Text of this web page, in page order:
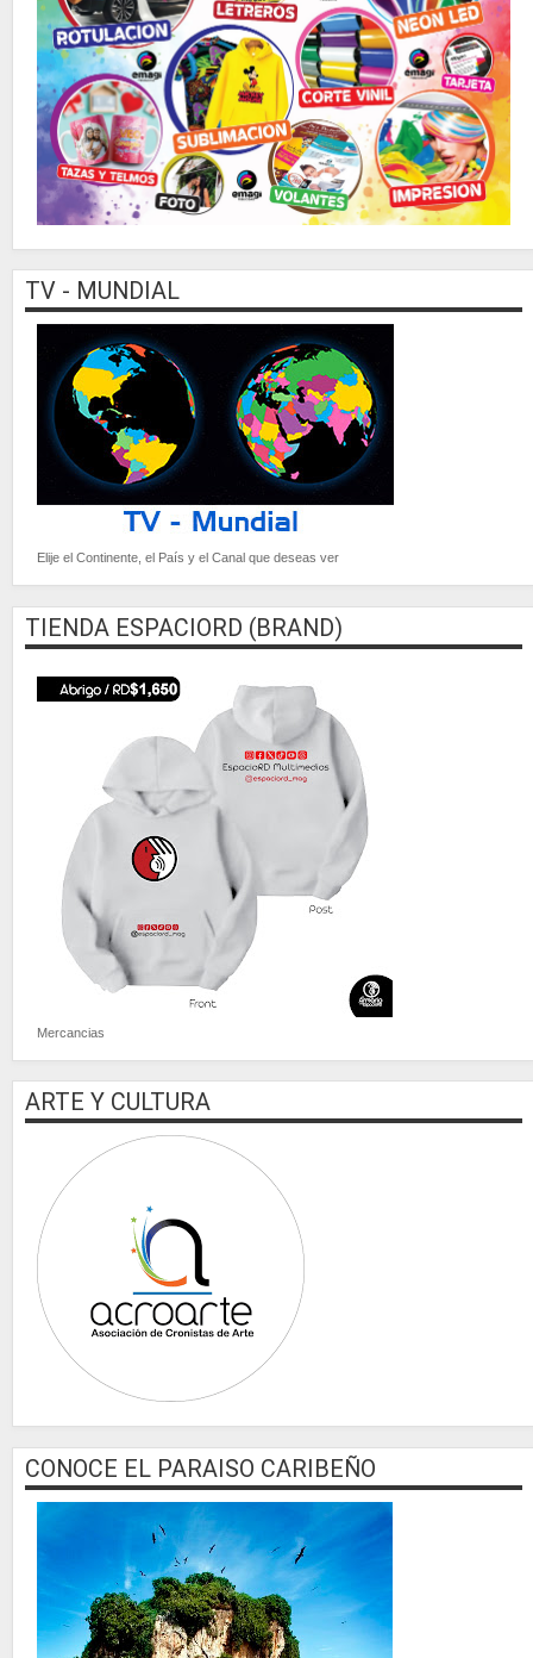
TV - MUNDIAL
Elije el Continente, el País y el Canal que deseas ver
TIENDA ESPACIORD (BRAND)
Mercancias
ARTE Y CULTURA
CONOCE EL PARAISO CARIBEÑO